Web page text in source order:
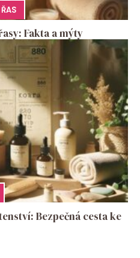
Fakta a mýty
Bezpečná cesta ke